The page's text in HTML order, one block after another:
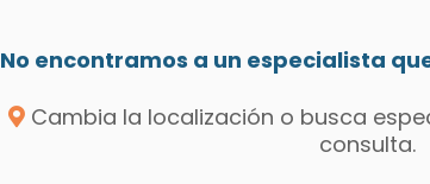
No encontramos a un especialista
Cambia la localización o busca
consulta.